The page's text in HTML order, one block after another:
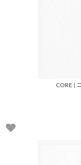
CORE (